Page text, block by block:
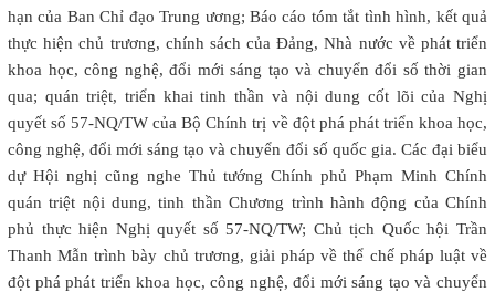
hạn của Ban Chỉ đạo Trung ương; Báo cáo tóm tắt tình hình, kết quả
thực hiện chủ trương, chính sách của Đảng, Nhà nước về phát triển
khoa học, công nghệ, đổi mới sáng tạo và chuyển đổi số thời gian
qua; quán triệt, triển khai tinh thần và nội dung cốt lõi của Nghị
quyết số 57-NQ/TW của Bộ Chính trị về đột phá phát triển khoa học,
công nghệ, đổi mới sáng tạo và chuyển đổi số quốc gia. Các đại biểu
dự Hội nghị cũng nghe Thủ tướng Chính phủ Phạm Minh Chính
quán triệt nội dung, tinh thần Chương trình hành động của Chính
phủ thực hiện Nghị quyết số 57-NQ/TW; Chủ tịch Quốc hội Trần
Thanh Mẫn trình bày chủ trương, giải pháp về thể chế pháp luật về
đột phá phát triển khoa học, công nghệ, đổi mới sáng tạo và chuyển